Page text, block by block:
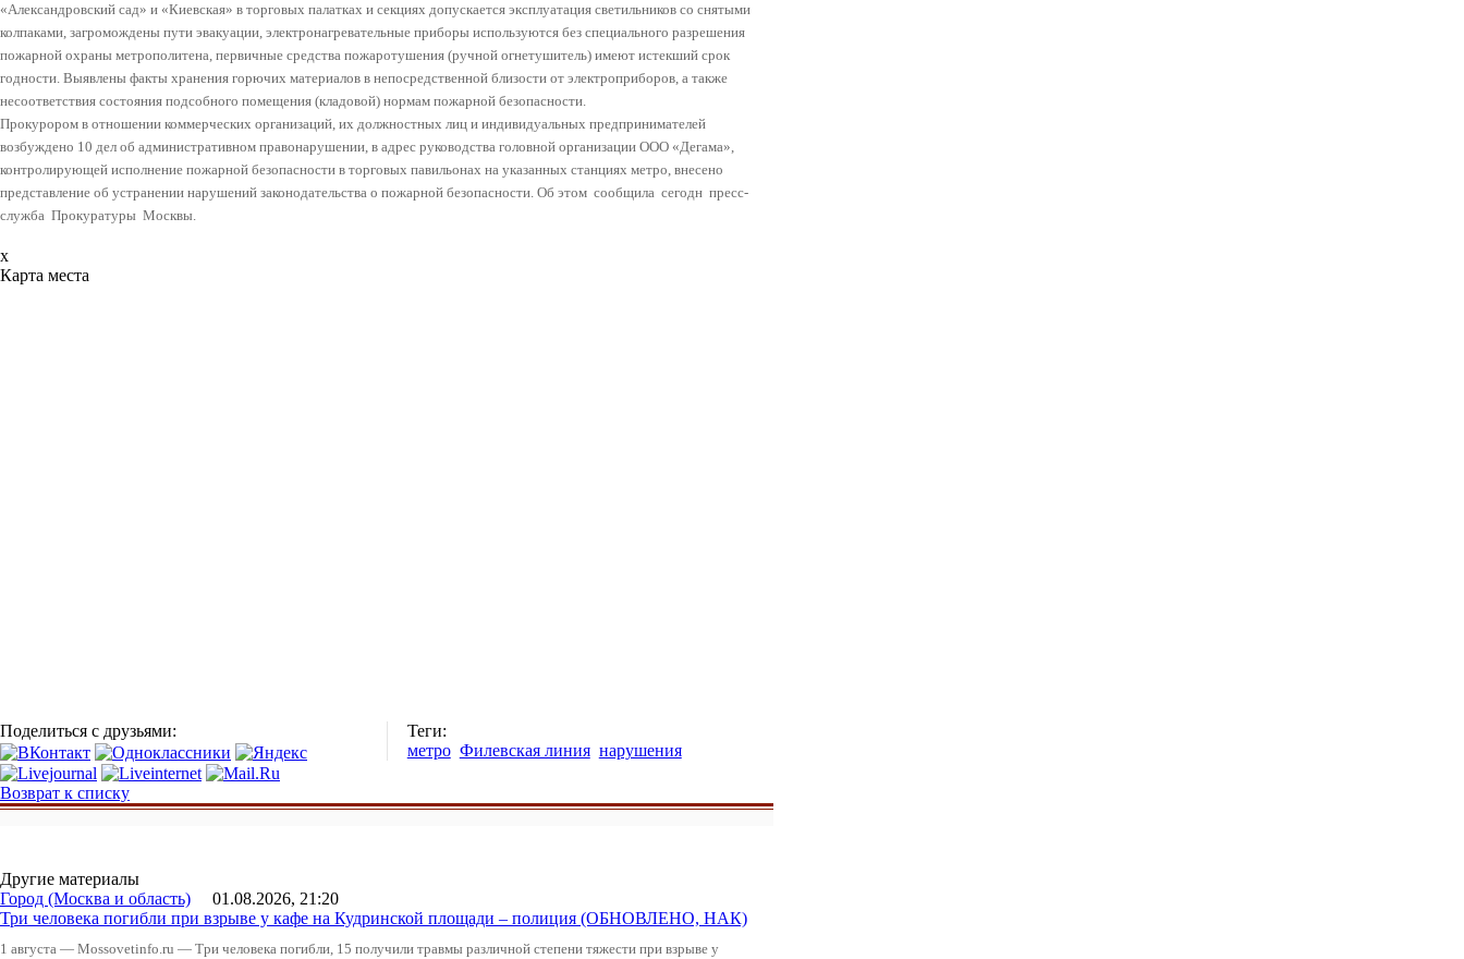
«Александровский сад» и «Киевская» в торговых палатках и секциях допускается эксплуатация светильников со снятыми
колпаками, загромождены пути эвакуации, электронагревательные приборы используются без специального разрешения
пожарной охраны метрополитена, первичные средства пожаротушения (ручной огнетушитель) имеют истекший срок
годности. Выявлены факты хранения горючих материалов в непосредственной близости от электроприборов, а также
несоответствия состояния подсобного помещения (кладовой) нормам пожарной безопасности.
Прокурором в отношении коммерческих организаций, их должностных лиц и индивидуальных предпринимателей
возбуждено 10 дел об административном правонарушении, в адрес руководства головной организации ООО «Дегама»,
контролирующей исполнение пожарной безопасности в торговых павильонах на указанных станциях метро, внесено
представление об устранении нарушений законодательства о пожарной безопасности. Об этом сообщила сегодн пресс-
служба Прокуратуры Москвы.
x
Карта места
Поделиться с друзьями:
Теги:
метро Филевская линия нарушения
Возврат к списку
Другие материалы
Город (Москва и область) 01.08.2026, 21:20
Три человека погибли при взрыве у кафе на Кудринской площади – полиция (ОБНОВЛЕНО, НАК)
1 августа — Mossovetinfo.ru — Три человека погибли, 15 получили травмы различной степени тяжести при взрыве у